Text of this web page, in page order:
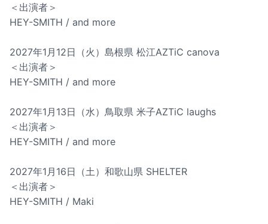
＜出演者＞
HEY-SMITH / and more
2027年1月12日（火）島根県 松江AZTiC canova
＜出演者＞
HEY-SMITH / and more
2027年1月13日（水）鳥取県 米子AZTiC laughs
＜出演者＞
HEY-SMITH / and more
2027年1月16日（土）和歌山県 SHELTER
＜出演者＞
HEY-SMITH / Maki